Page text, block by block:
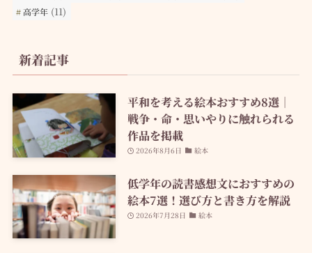
高学年 (11)
新着記事
平和を考える絵本おすすめ8選｜
戦争・命・思いやりに触れられる
作品を掲載
2026年8月6日 絵本
低学年の読書感想文におすすめの
絵本7選！選び方と書き方を解説
2026年7月28日 絵本